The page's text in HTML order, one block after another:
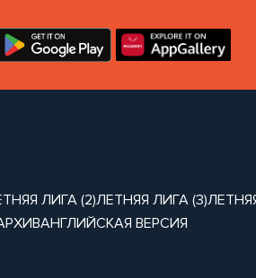
ЛИГА (2)ЛЕТНЯЯ ЛИГА (3)
АНГЛИЙСКАЯ ВЕРСИЯ